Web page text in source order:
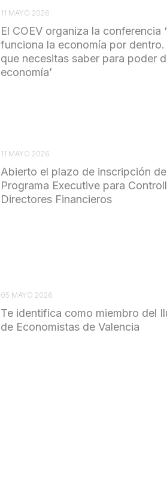
11 MAYO 2026
El COEV organiza la conferencia
funciona la economía por
que necesitas saber para poder
economía’
11 MAYO 2026
Abierto el plazo de inscripción
Programa Executive para
Directores Financieros
05 MAYO 2026
Te identifica como miembro del
de Economistas de Valencia